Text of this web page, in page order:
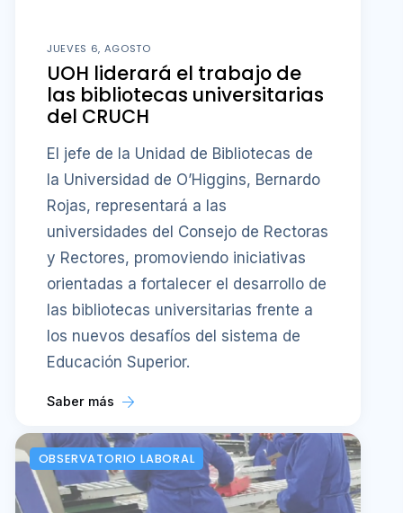
JUEVES 6, AGOSTO
UOH liderará el trabajo de
las bibliotecas universitarias
del CRUCH
El jefe de la Unidad de Bibliotecas de
la Universidad de O’Higgins, Bernardo
Rojas, representará a las
universidades del Consejo de Rectoras
y Rectores, promoviendo iniciativas
orientadas a fortalecer el desarrollo de
las bibliotecas universitarias frente a
los nuevos desafíos del sistema de
Educación Superior.
Saber más
OBSERVATORIO LABORAL